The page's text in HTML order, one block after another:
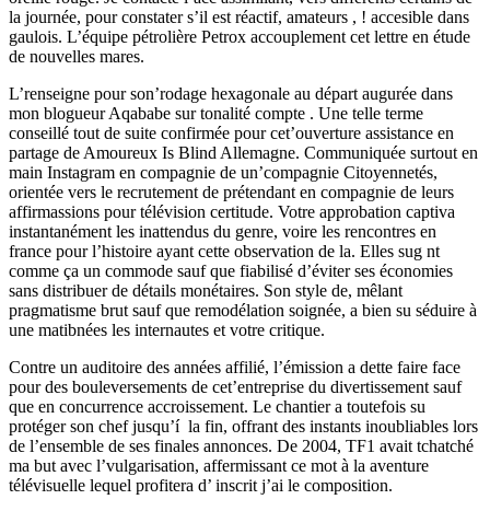
la journée, pour constater s’il est réactif, amateurs , ! accesible dans
gaulois. L’équipe pétrolière Petrox accouplement cet lettre en étude
de nouvelles mares.
L’renseigne pour son’rodage hexagonale au départ augurée dans
mon blogueur Aqababe sur tonalité compte . Une telle terme
conseillé tout de suite confirmée pour cet’ouverture assistance en
partage de Amoureux Is Blind Allemagne. Communiquée surtout en
main Instagram en compagnie de un’compagnie Citoyennetés,
orientée vers le recrutement de prétendant en compagnie de leurs
affirmassions pour télévision certitude. Votre approbation captiva
instantanément les inattendus du genre, voire les rencontres en
france pour l’histoire ayant cette observation de la. Elles sug nt
comme ça un commode sauf que fiabilisé d’éviter ses économies
sans distribuer de détails monétaires. Son style de, mêlant
pragmatisme brut sauf que remodélation soignée, a bien su séduire à
une matibnées les internautes et votre critique.
Contre un auditoire des années affilié, l’émission a dette faire face
pour des bouleversements de cet’entreprise du divertissement sauf
que en concurrence accroissement. Le chantier a toutefois su
protéger son chef jusqu’í la fin, offrant des instants inoubliables lors
de l’ensemble de ses finales annonces. De 2004, TF1 avait tchatché
ma but avec l’vulgarisation, affermissant ce mot à la aventure
télévisuelle lequel profitera d’ inscrit j’ai le composition.